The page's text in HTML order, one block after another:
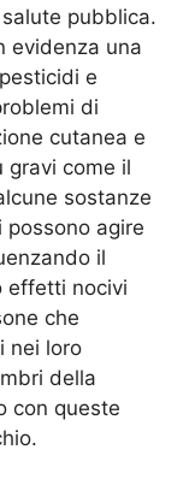
pubblica.
evidenza una
e
di
cutanea e
gravi come il
sostanze
agire
il
effetti nocivi
che
nei loro
della
con queste